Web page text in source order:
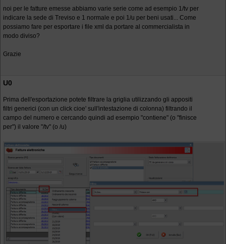
noi per le fatture emesse abbiamo varie serie come ad esempio 1/tv per
indicare la sede di Treviso e 1 normale e poi 1/u per beni usati... Come
possiamo fare per esportare i file xml da portare al commercialista in
modo diviso?
Grazie
U0
Prima dell'esportazione potete filtrare la griglia utilizzando gli appositi
filtri generici (con un click cioe' sull'intestazione di colonna) filtrando il
campo del numero e cercando quindi ad esempio "contiene" (o "finisce
per") il valore "/tv" (o /u)